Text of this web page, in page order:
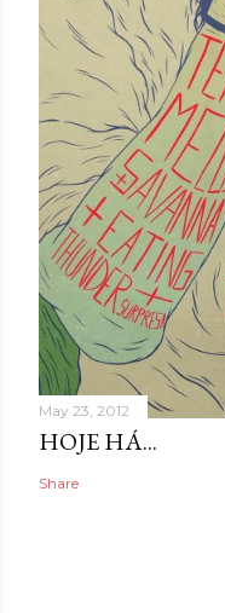
May 23, 2012
HOJE HÁ...
Share